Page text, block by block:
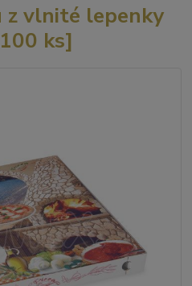
z vlnité lepenky
ks]